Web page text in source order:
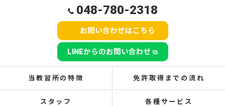
048-780-2318
お問い合わせはこちら
LINEからのお問い合わせ
当教習所の特徴 免許取得までの流れ
スタッフ 各種サービス